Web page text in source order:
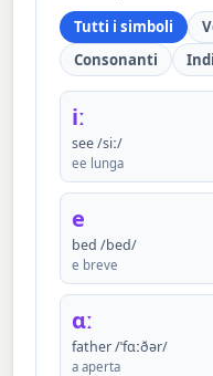
Tutti i simboli
Consonanti
iː
see /siː/
ee lunga
e
bed /bed/
e breve
ɑː
father /ˈfɑːðər/
a aperta